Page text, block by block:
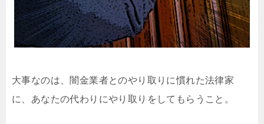
大事なのは、闇金業者とのやり取りに慣れた法律家
に、あなたの代わりにやり取りをしてもらうこと。